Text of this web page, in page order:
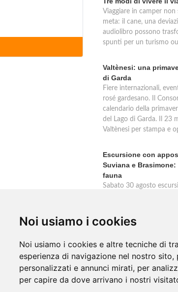
Noi usiamo i cookies
Noi usiamo i cookies e altre tecniche di
esperienza di navigazione nel nostro
personalizzati e annunci mirati, per
per capire da dove arrivano i nostri
Viaggiare in camper
meta: il cane, una
audiolibro possono
spunti per un turismo
Valtènesi: una
di Garda
Fiere internazionali,
rosé gardesano. Il
calendario della
del Lago di Garda. Il 23
Valtènesi per stampa e
Escursione con
Suviana e
fauna
Sabato 30 agosto
massimo silenzio.
Brasimone, prenotazione